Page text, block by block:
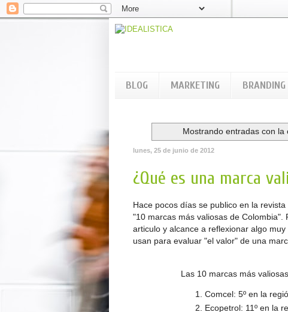
BLOG MARKETING BRANDING
Mostrando entradas con la
lunes, 25 de junio de 2012
¿Qué es una marca
Hace pocos días se publico en la
"10 marcas más valiosas de
articulo y alcance a reflexionar algo
usan para evaluar "el valor" de una
Las 10 marcas más
Comcel: 5º en la
Ecopetrol: 11º en la